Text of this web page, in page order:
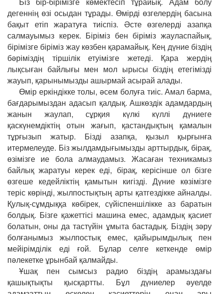
дегеннің өзі осыдан тұрады. Өмірді өзгелердің басына
бақыт етіп жаратуға тиіспіз. Əсте өзгелерді азапқа
салмауымыз керек. Біріміз бен біріміз жауласпайық,
бірімізге біріміз жау көзбен қарамайық. Кең дүние біздің
бəріміздің тіршілік етуімізге жетеді. Қара жердің
лықсыған байлығы мен мол ырысы біздің етегімізді
жауып, қарынымызды ашырмай асырай алады.
Өмір еркіндікке толы, əсем болуға тиіс. Амал барма,
бағдарымыздан адасып қалдық. Ашкөздік адамдардың
жанын жаулап, сұрқия күлкі күллі дүниеге
қаскүнемдіктің отын жағып, қастандықтың қамалын
тұрғызып жатыр. Бізді азапқа, қызыл қырғынға
итермелеуде. Біз жылдамдығымызды арттырдық, бірақ,
өзімізге ие бола алмаудамыз. Жасаған техникамыз
байлық жаратуы керек еді, бірақ, керісінше ол бізге
өзгеше кедейліктің қамытын кигізді. Дүние көзімізге
теріс көрінді, жылпостықтың арты қатгездікке айналды.
Қулық-сұмдыққа көбірек, сүйіспеншілікке аз баратын
болдық. Бізге қажеттісі машина емес, адамдық қасиет
болатын, оны да тастүйін ұмыта бастадық. Біздің зəру
болғанымыз жылпостық емес, қайырымдылық пен
мейірімділік еді ғой. Бұлар селге кеткенде өмір
пəлекетке ұрынбай қалмайды.
Ұшақ пен сымсыз радио біздің арамыздағы
қашықтықты қысқартты. Бұл дүниелер əуелде